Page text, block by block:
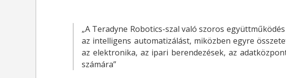
„A Teradyne Robotics-szal való szoros
az intelligens automatizálást, miközben egyre
az elektronika, az ipari berendezések, az
számára”